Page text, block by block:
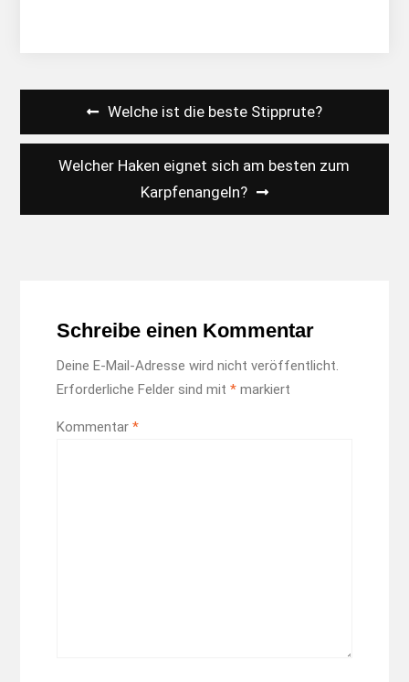
Beitragsnavigation
Welche ist die beste Stipprute?
Welcher Haken eignet sich am besten zum
Karpfenangeln?
Schreibe einen Kommentar
Deine E-Mail-Adresse wird nicht veröffentlicht.
Erforderliche Felder sind mit *markiert
Kommentar *